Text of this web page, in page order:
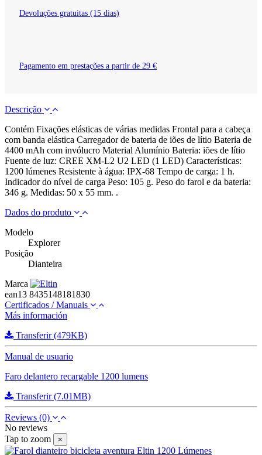
Devoluções gratuitas (15 dias)
Pagamento em prestações a partir de 29 €
Descrição
Contém Fixações elásticas de várias medidas Frontal para a cabeça
com banda elástica Carregador de bateria de iões de lítio Bateria de
4400 mAh com invólucro Material Alumínio Bateria: iões de lítio
Fuente de luz: CREE XM-L2 U2 LED (1 LED) Características:
1200 lúmenes Resistente à água: IPX-68 Tempo de carga: 1 h.
Indicador do nível de carga Peso: 105 g. Peso do farol e da bateria:
346 g. Medidas: 50 x 55 mm. .
Dados do produto
Modelo
Explorer
Posição
Dianteira
Marca
ean13 8435148181830
Certificados / Manuais
Más información
Transferir (479KB)
Manual de usuario
Faro delantero recargable 1200 lumens
Transferir (7.01MB)
Reviews (0)
No reviews
Tap to zoom
×